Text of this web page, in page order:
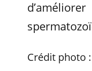
Crédit photo :